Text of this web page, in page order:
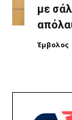
με
Έμβολος